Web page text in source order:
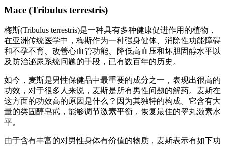
Mace (Tribulus terrestris)
梅斯(Tribulus terrestris)是一种具有多种健康促进作用的植物，
在亚洲传统医学中，梅斯作为一种强身健体、消除性功能障碍
和不孕不育、改善心血管功能、降低高血压和坏胆固醇水平以
及防治泌尿系统问题的手段，已有数百年的历史。
如今，麦斯是男性保健品中最重要的成分之一，表现出很高的
功效，对于很多人来说，麦斯是所有男性问题的解药。麦斯在
这方面的功效高的原因是什么？因为其独特的构成。它含有大
量的类固醇皂甙，能够调节激素平衡，恢复最佳的睾丸激素水
平。
由于含有丰富的对男性身体有价值的物质，麦斯表示有如下功